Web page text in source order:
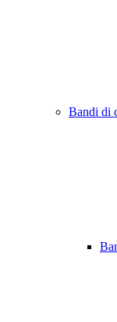
Bandi di